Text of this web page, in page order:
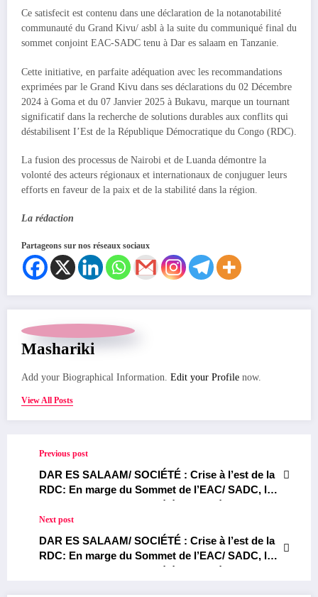
Ce satisfecit est contenu dans une déclaration de la notanotabilité
communauté du Grand Kivu/ asbl à la suite du communiqué final du
sommet conjoint EAC-SADC tenu à Dar es salaam en Tanzanie.
Cette initiative, en parfaite adéquation avec les recommandations
exprimées par le Grand Kivu dans ses déclarations du 02 Décembre
2024 à Goma et du 07 Janvier 2025 à Bukavu, marque un tournant
significatif dans la recherche de solutions durables aux conflits qui
déstabilisent I’Est de la République Démocratique du Congo (RDC).
La fusion des processus de Nairobi et de Luanda démontre la
volonté des acteurs régionaux et internationaux de conjuguer leurs
efforts en faveur de la paix et de la stabilité dans la région.
La rédaction
Partageons sur nos réseaux sociaux
Mashariki
Add your Biographical Information. Edit your Profile now.
View All Posts
Previous post
DAR ES SALAAM/ SOCIÉTÉ : Crise à l’est de la
RDC: En marge du Sommet de l’EAC/ SADC, les
Organisations de la Société Civile Régionale
exigent notamment la cessation immédiate des
hostilités et le retrait des forces armées
étrangères
Next post
DAR ES SALAAM/ SOCIÉTÉ : Crise à l’est de la
RDC: En marge du Sommet de l’EAC/ SADC, les
Organisations de la Société Civile Régionale